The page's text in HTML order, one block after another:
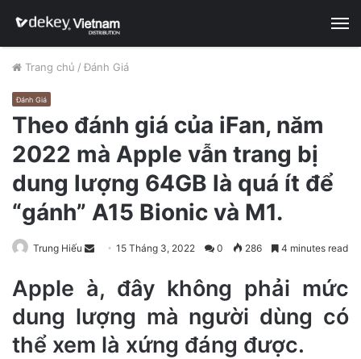
Trang chủ / Đánh Giá
Đánh Giá
Theo đánh giá của iFan, năm
2022 mà Apple vẫn trang bị
dung lượng 64GB là quá ít để
“gánh” A15 Bionic và M1.
Trung Hiếu
n
a
n
15 Tháng 3, 2022 0 286 4 minutes read
Apple à, đây không phải mức
dung lượng mà người dùng có
thể xem là xứng đáng được.